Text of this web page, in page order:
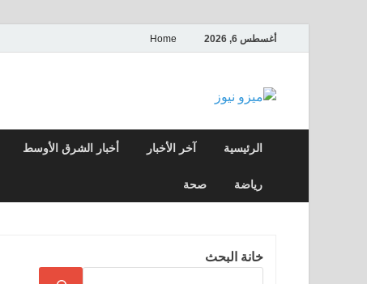
أغسطس 6, 2026 Home
ميزو نيوز
الرئيسية آخر الأخبار أخبار الشرق الأوسط
رياضة صحة
خانة البحث